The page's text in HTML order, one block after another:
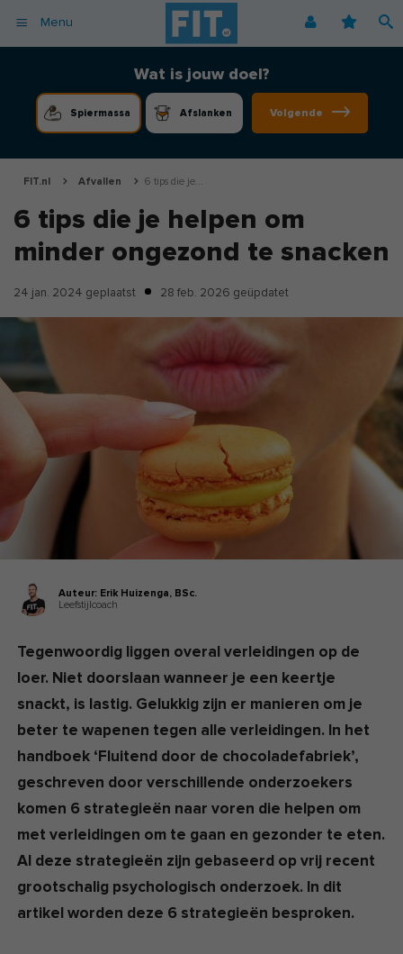
Menu
Cardio
Herstel
Mindset
Professionals
Spiermassa
Voedingsschema
Fitnessschema
Begrippen
Podcast voor professionals
Vegetarische recepten
Vegan recepten
Koolhydraatarme recepten
Coaching
Vacatures
Adverteren
Wat is jouw doel?
Spiermassa Afslanken Volgende
FIT.nl Afvallen 6 tips die je...
Auteur: Erik Huizenga, BSc.
Leefstijlcoach
24 jan. 2024 geplaatst 28 feb. 2026 geüpdatet
6 tips die je helpen om
minder ongezond te snacken
Tegenwoordig liggen overal verleidingen op de
loer. Niet doorslaan wanneer je een keertje
snackt, is lastig. Gelukkig zijn er manieren om je
beter te wapenen tegen alle verleidingen. In het
handboek ‘Fluitend door de chocoladefabriek’,
geschreven door verschillende onderzoekers
komen 6 strategieën naar voren die helpen om
met verleidingen om te gaan en gezonder te eten.
Al deze strategieën zijn gebaseerd op vrij recent
grootschalig psychologisch onderzoek. In dit
artikel worden deze 6 strategieën besproken.